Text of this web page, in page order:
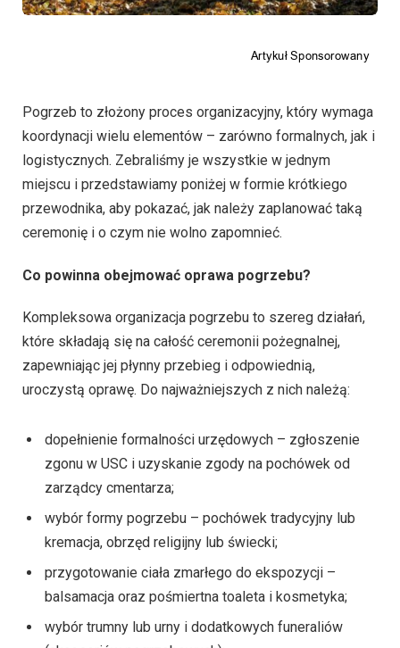
Pogrzeb to złożony proces organizacyjny, który wymaga
koordynacji wielu elementów – zarówno formalnych, jak i
logistycznych. Zebraliśmy je wszystkie w jednym
miejscu i przedstawiamy poniżej w formie krótkiego
przewodnika, aby pokazać, jak należy zaplanować taką
ceremonię i o czym nie wolno zapomnieć.
Co powinna obejmować oprawa pogrzebu?
Kompleksowa organizacja pogrzebu to szereg działań,
które składają się na całość ceremonii pożegnalnej,
zapewniając jej płynny przebieg i odpowiednią,
uroczystą oprawę. Do najważniejszych z nich należą:
dopełnienie formalności urzędowych – zgłoszenie
zgonu w USC i uzyskanie zgody na pochówek od
zarządcy cmentarza;
wybór formy pogrzebu – pochówek tradycyjny lub
kremacja, obrzęd religijny lub świecki;
przygotowanie ciała zmarłego do ekspozycji –
balsamacja oraz pośmiertna toaleta i kosmetyka;
wybór trumny lub urny i dodatkowych funeraliów